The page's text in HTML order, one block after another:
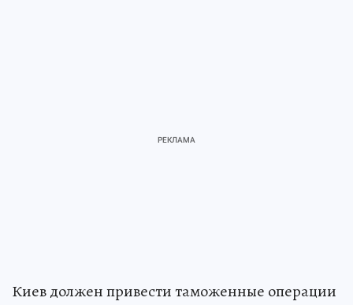
Киев должен привести таможенные операции